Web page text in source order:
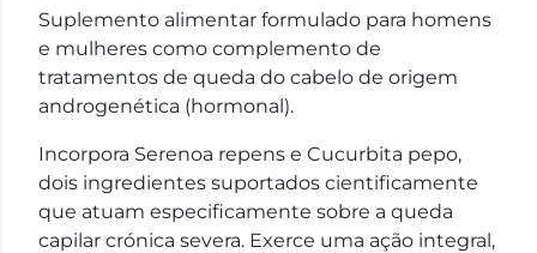
Suplemento alimentar formulado para homens
e mulheres como complemento de
tratamentos de queda do cabelo de origem
androgenética (hormonal).
Incorpora Serenoa repens e Cucurbita pepo,
dois ingredientes suportados cientificamente
que atuam especificamente sobre a queda
capilar crónica severa. Exerce uma ação integral,